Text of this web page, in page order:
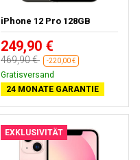
iPhone 12 Pro 128GB
249,90 €
469,90 € -220,00 €
Gratisversand
24 MONATE GARANTIE
EXKLUSIVITÄT